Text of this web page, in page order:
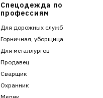
Спецодежда по
профессиям
Для дорожных служб
Горничная, уборщица
Для металлургов
Продавец
Сварщик
Охранник